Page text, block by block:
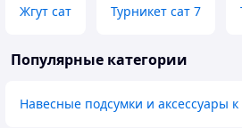
Жгут сат Турникет сат 7
Популярные категории
Навесные подсумки и аксессуары